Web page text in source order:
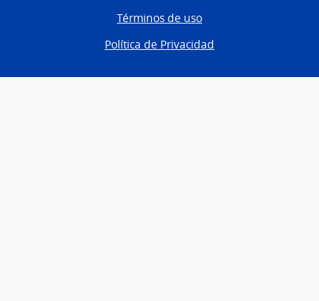
Términos de uso
Política de Privacidad